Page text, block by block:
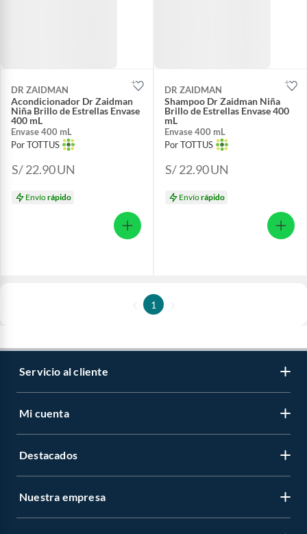
DR ZAIDMAN
Acondicionador Dr Zaidman
Niña Brillo de Estrellas Envase
400 mL
Envase 400 mL
Por TOTTUS
S/ 22.90UN
Envíorápido
DR ZAIDMAN
Shampoo Dr Zaidman Niña
Brillo de Estrellas Envase 400
mL
Envase 400 mL
Por TOTTUS
S/ 22.90UN
Envíorápido
1
Servicio al cliente
Mi cuenta
Destacados
Nuestra empresa